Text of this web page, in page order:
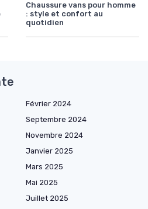
Chaussure vans pour homme
: style et confort au
quotidien
Février 2024
Septembre 2024
Novembre 2024
Janvier 2025
Mars 2025
Mai 2025
Juillet 2025